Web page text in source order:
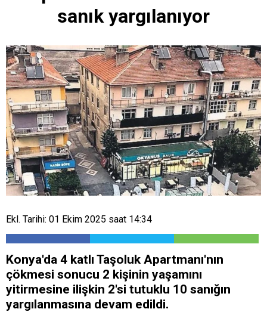
sanık yargılanıyor
Ekl. Tarihi: 01 Ekim 2025 saat 14:34
Konya'da 4 katlı Taşoluk Apartmanı'nın
çökmesi sonucu 2 kişinin yaşamını
yitirmesine ilişkin 2'si tutuklu 10 sanığın
yargılanmasına devam edildi.